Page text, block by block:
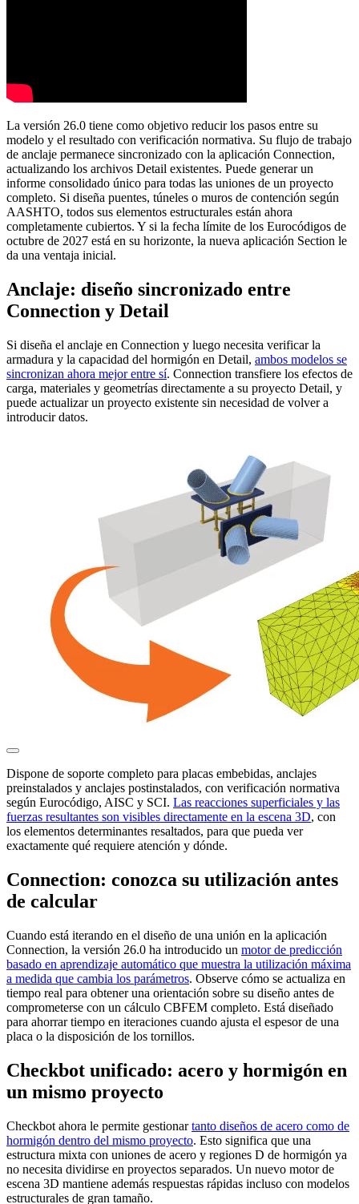
La versión 26.0 tiene como objetivo reducir los pasos entre su
modelo y el resultado con verificación normativa. Su flujo de trabajo
de anclaje permanece sincronizado con la aplicación Connection,
actualizando los archivos Detail existentes. Puede generar un
informe consolidado único para todas las uniones de un proyecto
completo. Si diseña puentes, túneles o muros de contención según
AASHTO, todos sus elementos estructurales están ahora
completamente cubiertos. Y si la fecha límite de los Eurocódigos de
octubre de 2027 está en su horizonte, la nueva aplicación Section le
da una ventaja inicial.
Anclaje: diseño sincronizado entre
Connection y Detail
Si diseña el anclaje en Connection y luego necesita verificar la
armadura y la capacidad del hormigón en Detail, ambos modelos se
sincronizan ahora mejor entre sí. Connection transfiere los efectos de
carga, materiales y geometrías directamente a su proyecto Detail, y
puede actualizar un proyecto existente sin necesidad de volver a
introducir datos.
Dispone de soporte completo para placas embebidas, anclajes
preinstalados y anclajes postinstalados, con verificación normativa
según Eurocódigo, AISC y SCI. Las reacciones superficiales y las
fuerzas resultantes son visibles directamente en la escena 3D, con
los elementos determinantes resaltados, para que pueda ver
exactamente qué requiere atención y dónde.
Connection: conozca su utilización antes
de calcular
Cuando está iterando en el diseño de una unión en la aplicación
Connection, la versión 26.0 ha introducido un motor de predicción
basado en aprendizaje automático que muestra la utilización máxima
a medida que cambia los parámetros. Observe cómo se actualiza en
tiempo real para obtener una orientación sobre su diseño antes de
comprometerse con un cálculo CBFEM completo. Está diseñado
para ahorrar tiempo en iteraciones cuando ajusta el espesor de una
placa o la disposición de los tornillos.
Checkbot unificado: acero y hormigón en
un mismo proyecto
Checkbot ahora le permite gestionartanto diseños de acero como de
hormigón dentro del mismo proyecto. Esto significa que una
estructura mixta con uniones de acero y regiones D de hormigón ya
no necesita dividirse en proyectos separados. Un nuevo motor de
escena 3D mantiene además respuestas rápidas incluso con modelos
estructurales de gran tamaño.